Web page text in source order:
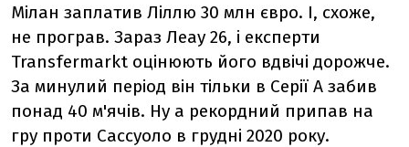
Мілан заплатив Ліллю 30 млн євро. І, схоже,
не програв. Зараз Леау 26, і експерти
Transfermarkt оцінюють його вдвічі дорожче.
За минулий період він тільки в Серії А забив
понад 40 м'ячів. Ну а рекордний припав на
гру проти Сассуоло в грудні 2020 року.